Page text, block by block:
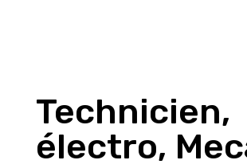
Technicien,
électro,